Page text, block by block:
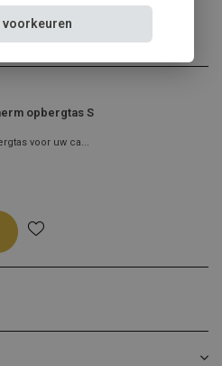
opbergtas S
voor uw ca...
voorkeuren